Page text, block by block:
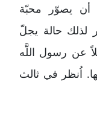
أن يصوّر محبّة
لذلك حالة يجلّ
عن رسول اللََّه
اُنظر في ثالث